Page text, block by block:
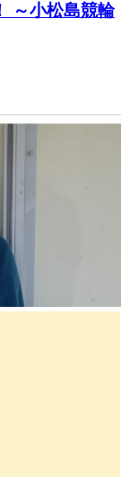
～小松島競輪